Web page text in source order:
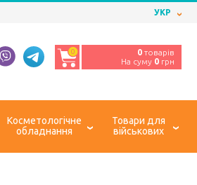
УКР
0 0 товарів
На суму 0 грн
Косметологічне
обладнання
Товари для
військових